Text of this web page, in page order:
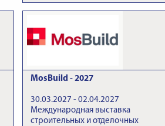
MosBuild - 2027
30.03.2027 - 02.04.2027
Международная выставка
строительных и отделочных